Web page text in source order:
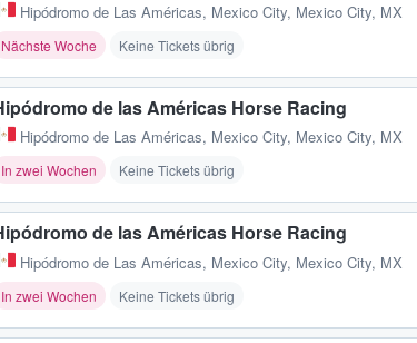
Hipódromo de Las Américas, Mexico City, Mexico City, MX
Nächste Woche Keine Tickets übrig
de las Américas Horse Racing
Hipódromo de Las Américas, Mexico City, Mexico City, MX
In zwei Wochen Keine Tickets übrig
de las Américas Horse Racing
Hipódromo de Las Américas, Mexico City, Mexico City, MX
In zwei Wochen Keine Tickets übrig